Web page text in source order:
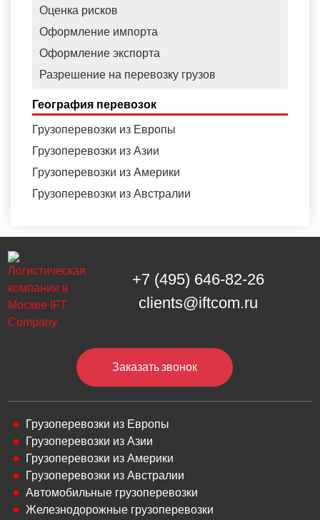
Оценка рисков
Оформление импорта
Оформление экспорта
Разрешение на перевозку грузов
География перевозок
Грузоперевозки из Европы
Грузоперевозки из Азии
Грузоперевозки из Америки
Грузоперевозки из Австралии
+7 (495) 646-82-26
clients@iftcom.ru
Заказать звонок
Грузоперевозки из Европы
Грузоперевозки из Азии
Грузоперевозки из Америки
Грузоперевозки из Австралии
Автомобильные грузоперевозки
Железнодорожные грузоперевозки